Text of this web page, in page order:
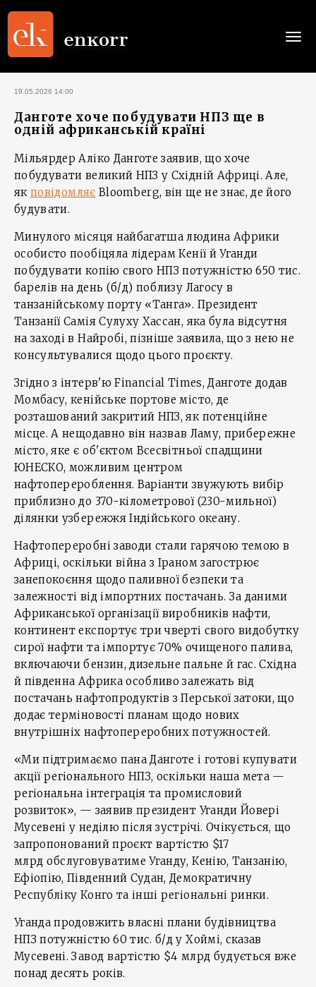
19.05.2026 14:00
Данготе хоче побудувати НПЗ ще в
одній африканській країні
Мільярдер Аліко Данготе заявив, що хоче
побудувати великий НПЗ у Східній Африці. Але,
якповідомляє Bloomberg, він ще не знає, де його
будувати.
Минулого місяця найбагатша людина Африки
особисто пообіцяла лідерам Кенії й Уганди
побудувати копію свого НПЗ потужністю 650 тис.
барелів на день (б/д) поблизу Лагосу в
танзанійському порту «Танга». Президент
Танзанії Самія Сулуху Хассан, яка була відсутня
на заході в Найробі, пізніше заявила, що з нею не
консультувалися щодо цього проєкту.
Згідно з інтерв'ю Financial Times, Данготе додав
Момбасу, кенійське портове місто, де
розташований закритий НПЗ, як потенційне
місце. А нещодавно він назвав Ламу, прибережне
місто, яке є об'єктом Всесвітньої спадщини
ЮНЕСКО, можливим центром
нафтоперероблення. Варіанти звужують вибір
приблизно до 370-кілометрової (230-мильної)
ділянки узбережжя Індійського океану.
Нафтопереробні заводи стали гарячою темою в
Африці, оскільки війна з Іраном загострює
занепокоєння щодо паливної безпеки та
залежності від імпортних постачань. За даними
Африканської організації виробників нафти,
континент експортує три чверті свого видобутку
сирої нафти та імпортує 70% очищеного палива,
включаючи бензин, дизельне пальне й гас. Східна
й південна Африка особливо залежать від
постачань нафтопродуктів з Перської затоки, що
додає терміновості планам щодо нових
внутрішніх нафтопереробних потужностей.
«Ми підтримаємо пана Данготе і готові купувати
акції регіонального НПЗ, оскільки наша мета —
регіональна інтеграція та промисловий
розвиток», — заявив президент Уганди Йовері
Мусевені у неділю після зустрічі. Очікується, що
запропонований проєкт вартістю $17
млрд обслуговуватиме Уганду, Кенію, Танзанію,
Ефіопію, Південний Судан, Демократичну
Республіку Конго та інші регіональні ринки.
Уганда продовжить власні плани будівництва
НПЗ потужністю 60 тис. б/д у Хоймі, сказав
Мусевені. Завод вартістю $4 млрд будується вже
понад десять років.